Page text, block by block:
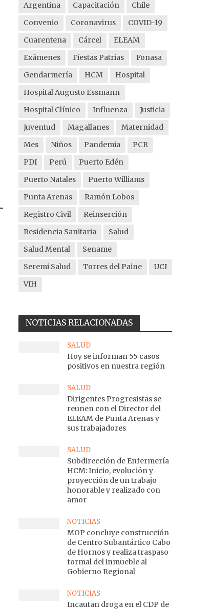
Argentina
Capacitación
Chile
Convenio
Coronavirus
COVID-19
Cuarentena
Cárcel
ELEAM
Exámenes
Fiestas Patrias
Fonasa
Gendarmería
HCM
Hospital
Hospital Augusto Essmann
Hospital Clínico
Influenza
Justicia
Juventud
Magallanes
Maternidad
Mes
Niños Pandemia
PCR
PDI
Perú
Puerto Edén
Puerto Natales
Puerto Williams
Punta Arenas
Ramón Lobos
Registro Civil
Reinserción
Residencia Sanitaria
Salud
Salud Mental
Sename
Seremi Salud
Torres del Paine
UCI
VIH
NOTICIAS RELACIONADAS
SALUD
Hoy se informan 55 casos
positivos en nuestra región
SALUD
Dirigentes Progresistas se
reunen con el Director del
ELEAM de Punta Arenas y
sus trabajadores
SALUD
Subdirección de Enfermería
HCM: Inicio, evolución y
proyección de un trabajo
honorable y realizado con
amor
NOTICIAS
MOP concluye construcción
de Centro Subantártico Cabo
de Hornos y realiza traspaso
formal del inmueble al
Gobierno Regional
NOTICIAS
Incautan droga en el CDP de